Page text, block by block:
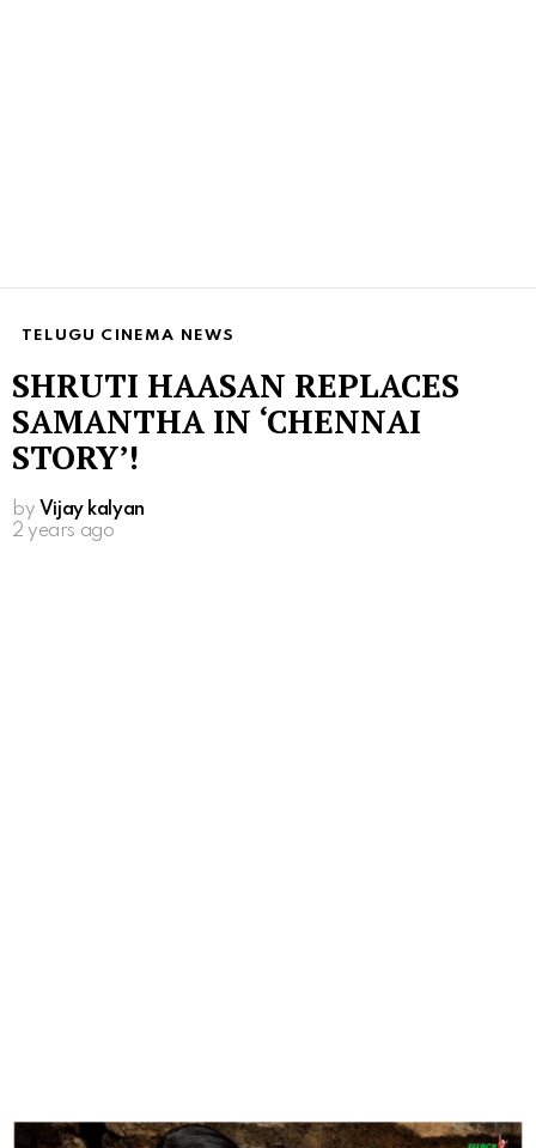
TELUGU CINEMA NEWS
SHRUTI HAASAN REPLACES
SAMANTHA IN ‘CHENNAI
STORY’!
by Vijay kalyan
2 years ago